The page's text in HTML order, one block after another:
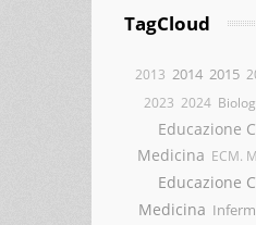
TagCloud
2013 2014 2015
2023 2024
Educazione
Medicina ECM.
Educazione
Medicina